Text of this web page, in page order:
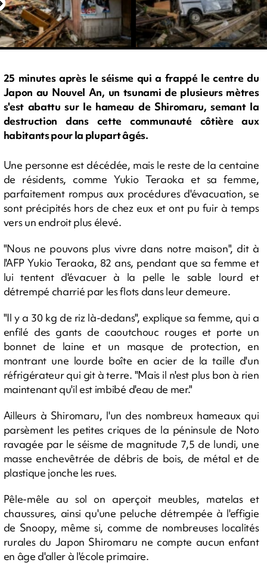
25 minutes après le séisme qui a frappé le centre du
Japon au Nouvel An, un tsunami de plusieurs mètres
s'est abattu sur le hameau de Shiromaru, semant la
destruction dans cette communauté côtière aux
habitants pour la plupart âgés.
Une personne est décédée, mais le reste de la centaine
de résidents, comme Yukio Teraoka et sa femme,
parfaitement rompus aux procédures d'évacuation, se
sont précipités hors de chez eux et ont pu fuir à temps
vers un endroit plus élevé.
"Nous ne pouvons plus vivre dans notre maison", dit à
l'AFP Yukio Teraoka, 82 ans, pendant que sa femme et
lui tentent d'évacuer à la pelle le sable lourd et
détrempé charrié par les flots dans leur demeure.
"Il y a 30 kg de riz là-dedans", explique sa femme, qui a
enfilé des gants de caoutchouc rouges et porte un
bonnet de laine et un masque de protection, en
montrant une lourde boîte en acier de la taille d'un
réfrigérateur qui git à terre. "Mais il n'est plus bon à rien
maintenant qu'il est imbibé d'eau de mer."
Ailleurs à Shiromaru, l'un des nombreux hameaux qui
parsèment les petites criques de la péninsule de Noto
ravagée par le séisme de magnitude 7,5 de lundi, une
masse enchevêtrée de débris de bois, de métal et de
plastique jonche les rues.
Pêle-mêle au sol on aperçoit meubles, matelas et
chaussures, ainsi qu'une peluche détrempée à l'effigie
de Snoopy, même si, comme de nombreuses localités
rurales du Japon Shiromaru ne compte aucun enfant
en âge d'aller à l'école primaire.